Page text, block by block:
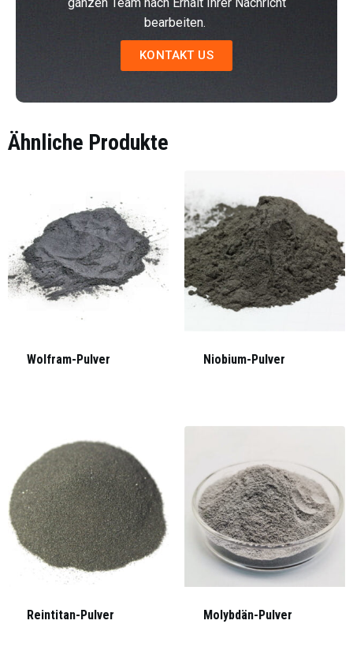
ganzen Team nach Erhalt Ihrer Nachricht
bearbeiten.
KONTAKT US
Ähnliche Produkte
Wolfram-Pulver Niobium-Pulver
Reintitan-Pulver Molybdän-Pulver